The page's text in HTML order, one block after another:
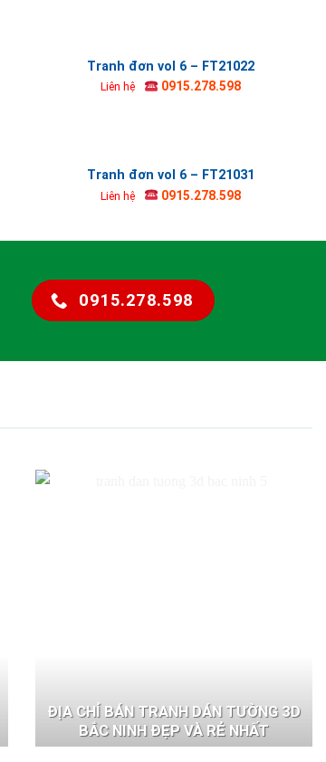
Tranh đơn vol 6 – FT21022
Liên hệ 0915.278.598
Tranh đơn vol 6 – FT21031
Liên hệ 0915.278.598
0915.278.598
ĐỊA CHỈ BÁN TRANH DÁN TƯỜNG 3D
BẮC NINH ĐẸP VÀ RẺ NHẤT